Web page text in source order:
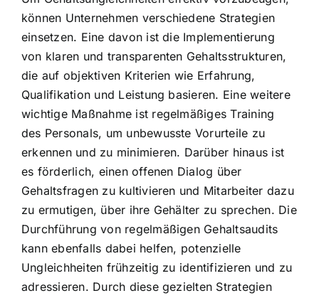
können Unternehmen verschiedene Strategien
einsetzen. Eine davon ist die Implementierung
von klaren und transparenten Gehaltsstrukturen,
die auf objektiven Kriterien wie Erfahrung,
Qualifikation und Leistung basieren. Eine weitere
wichtige Maßnahme ist regelmäßiges Training
des Personals, um unbewusste Vorurteile zu
erkennen und zu minimieren. Darüber hinaus ist
es förderlich, einen offenen Dialog über
Gehaltsfragen zu kultivieren und Mitarbeiter dazu
zu ermutigen, über ihre Gehälter zu sprechen. Die
Durchführung von regelmäßigen Gehaltsaudits
kann ebenfalls dabei helfen, potenzielle
Ungleichheiten frühzeitig zu identifizieren und zu
adressieren. Durch diese gezielten Strategien